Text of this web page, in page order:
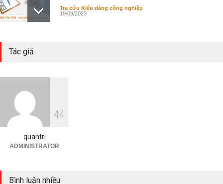
Tra cứu Kiểu dáng công nghiệp
19/09/2023
thông tin sáng chế
Tác giả
44
quantri
ADMINISTRATOR
Bình luận nhiều